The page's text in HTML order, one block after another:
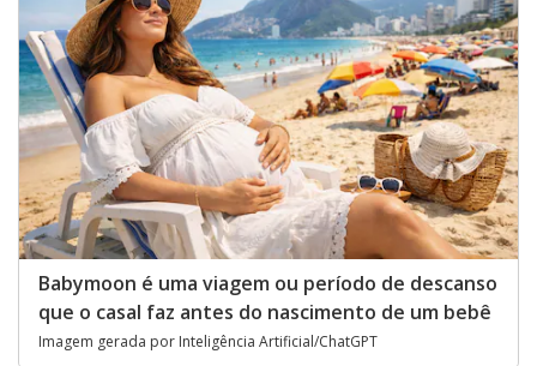
Babymoon é uma viagem ou período de descanso
que o casal faz antes do nascimento de um bebê
Imagem gerada por Inteligência Artificial/ChatGPT